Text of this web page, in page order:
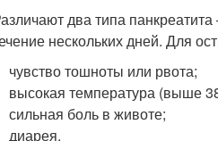
два типа
нескольких дней. Для
чувство тошноты или рвота;
высокая температура (выше
сильная боль в животе;
диарея.